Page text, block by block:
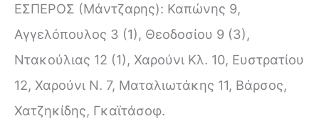
ΕΣΠΕΡΟΣ (Μάντζαρης): Καπώνης 9,
Αγγελόπουλος 3 (1), Θεοδοσίου 9 (3),
Ντακούλιας 12 (1), Χαρούνι Κλ. 10, Ευστρατίου
12, Χαρούνι Ν. 7, Ματαλιωτάκης 11, Βάρσος,
Χατζηκίδης, Γκαϊτάσοφ.